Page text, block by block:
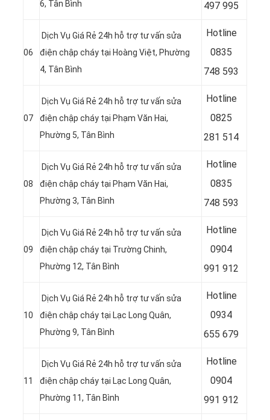
6, Tân Bình
497 995
06
Dịch Vụ Giá Rẻ 24h hỗ trợ tư vấn sửa
điện chập cháy tại Hoàng Việt, Phường
4, Tân Bình
Hotline
0835
748 593
07
Dịch Vụ Giá Rẻ 24h hỗ trợ tư vấn sửa
điện chập cháy tại Phạm Văn Hai,
Phường 5, Tân Bình
Hotline
0825
281 514
08
Dịch Vụ Giá Rẻ 24h hỗ trợ tư vấn sửa
điện chập cháy tại Phạm Văn Hai,
Phường 3, Tân Bình
Hotline
0835
748 593
09
Dịch Vụ Giá Rẻ 24h hỗ trợ tư vấn sửa
điện chập cháy tại Trường Chinh,
Phường 12, Tân Bình
Hotline
0904
991 912
10
Dịch Vụ Giá Rẻ 24h hỗ trợ tư vấn sửa
điện chập cháy tại Lạc Long Quân,
Phường 9, Tân Bình
Hotline
0934
655 679
11
Dịch Vụ Giá Rẻ 24h hỗ trợ tư vấn sửa
điện chập cháy tại Lạc Long Quân,
Phường 11, Tân Bình
Hotline
0904
991 912